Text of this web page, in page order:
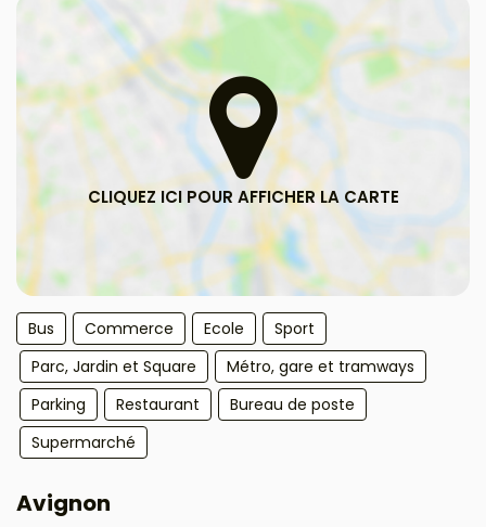
Bus Commerce Ecole
Sport
Parc, Jardin et Square
Métro, gare et tramways
Parking
Restaurant
Bureau de poste
Supermarché
Avignon